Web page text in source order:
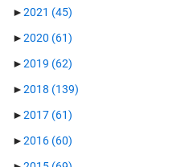
►2021 (45)
►2020 (61)
►2019 (62)
►2018 (139)
►2017 (61)
►2016 (60)